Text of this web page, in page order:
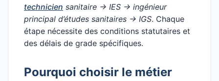
technicien sanitaire → IES → ingénieur
principal d’études sanitaires → IGS. Chaque
étape nécessite des conditions statutaires et
des délais de grade spécifiques.
Pourquoi choisir le métier